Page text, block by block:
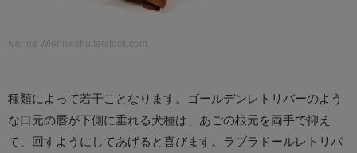
Ivonne Wierink/shutterstock.com
種類によって若干ことなります。ゴールデンレトリバーのよう
な口元の唇が下側に垂れる犬種は、あごの根元を両手で抑え
て、回すようにしてあげると喜びます。ラブラドールレトリバ